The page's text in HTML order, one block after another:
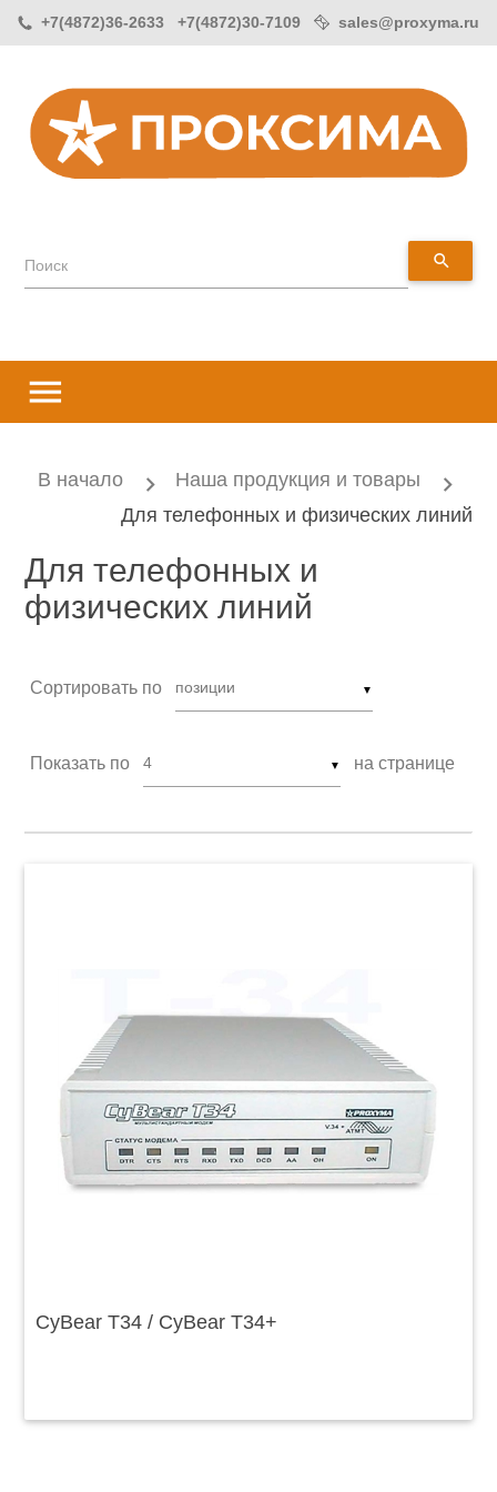
+7(4872)36-2633 +7(4872)30-7109 sales@proxyma.ru
Поиск search
menu
В начало
Наша продукция и товары
Для телефонных и физических линий
Для телефонных и
физических линий
Сортировать по ▼
Показать по ▼ на странице
CyBear T34 / CyBear T34+